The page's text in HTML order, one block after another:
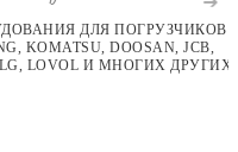
ДЛЯ ПОГРУЗЧИКОВ
KOMATSU, DOOSAN, JCB,
LOVOL И МНОГИХ ДРУГИХ